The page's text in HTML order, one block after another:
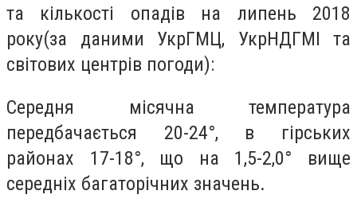
та кількості опадів на липень 2018
року(за даними УкрГМЦ, УкрНДГМІ та
світових центрів погоди):
Середня місячна температура
передбачається 20-24°, в гірських
районах 17-18°, що на 1,5-2,0° вище
середніх багаторічних значень.